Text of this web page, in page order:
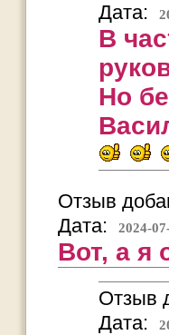
Дата:
В
Но
Отзыв
Дата:
2024-
Вот, а я
Отзыв
Дата: